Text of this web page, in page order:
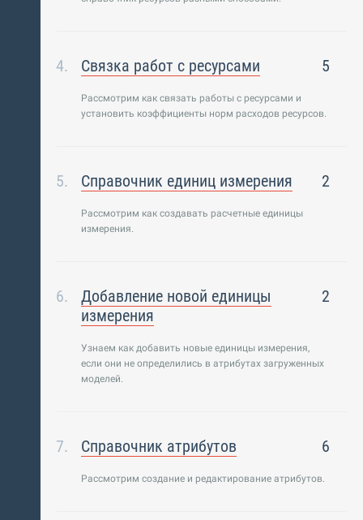
Связка работ с ресурсами 5
Рассмотрим как связать работы с ресурсами и
установить коэффициенты норм расходов ресурсов.
Справочник единиц измерения 2
Рассмотрим как создавать расчетные единицы
измерения.
Добавление новой единицы
измерения
2
Узнаем как добавить новые единицы измерения,
если они не определились в атрибутах загруженных
моделей.
Справочник атрибутов 6
Рассмотрим создание и редактирование атрибутов.